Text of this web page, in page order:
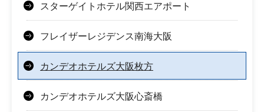
スターゲイトホテル関西エアポート
フレイザーレジデンス南海大阪
カンデオホテルズ大阪枚方
カンデオホテルズ大阪心斎橋